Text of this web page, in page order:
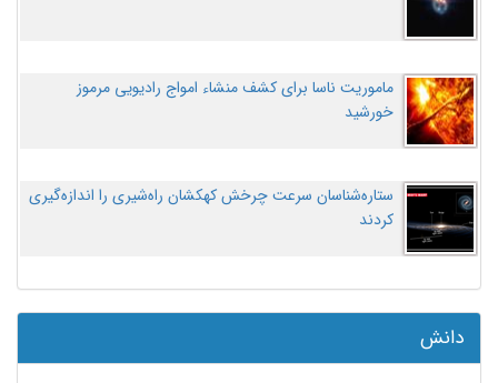
ماموریت ناسا برای کشف منشاء امواج رادیویی مرموز
خورشید
ستاره‌شناسان سرعت چرخش کهکشان راه‌شیری را اندازه‌گیری
کردند
دانش